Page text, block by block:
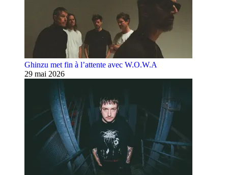
Ghinzu met fin à l’attente avec W.O.W.A
29 mai 2026